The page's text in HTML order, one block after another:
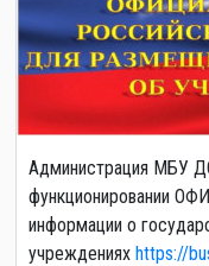
Администрация МБУ
функционировании
информации о
учреждениях https://